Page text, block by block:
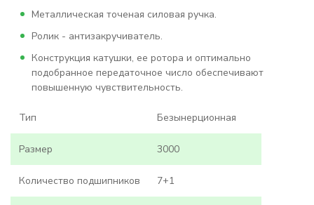
Металлическая точеная силовая ручка.
Ролик - антизакручиватель.
Конструкция катушки, ее ротора и оптимально
подобранное передаточное число обеспечивают
повышенную чувствительность.
Тип Безынерционная
Размер 3000
Количество подшипников 7+1